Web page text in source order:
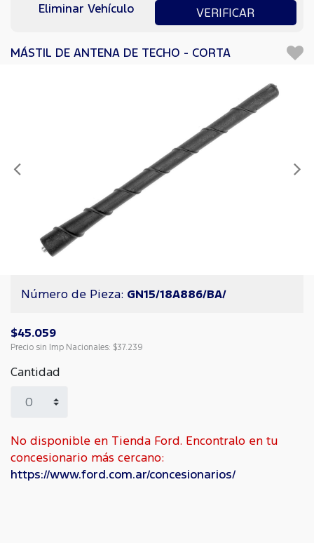
Eliminar Vehículo VERIFICAR
MÁSTIL DE ANTENA DE TECHO - CORTA
Anterior
Número de Pieza: GN15/18A886/BA/
$45.059
Precio sin Imp Nacionales: $37.239
Cantidad
No disponible en Tienda Ford. Encontralo en tu
concesionario más cercano:
https://www.ford.com.ar/concesionarios/